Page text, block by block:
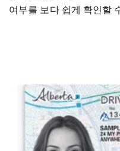
여부를 보다 쉽게 확인할